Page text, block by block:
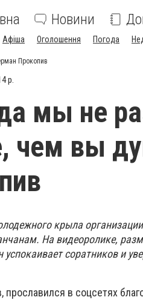
Новини
Афіша Оголошення Погода
Прокопив
р.
мы не
чем вы
крыла
На видеоролике,
успокаивает соратников и
прославился в соцсетях